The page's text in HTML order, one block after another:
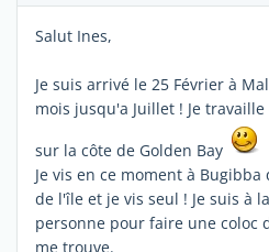
Salut Ines,
Je suis arrivé le 25 Février à
mois jusqu'a Juillet ! Je
sur la côte de Golden Bay
Je vis en ce moment à
de l'île et je vis seul ! Je suis à
personne pour faire une coloc
me trouve.